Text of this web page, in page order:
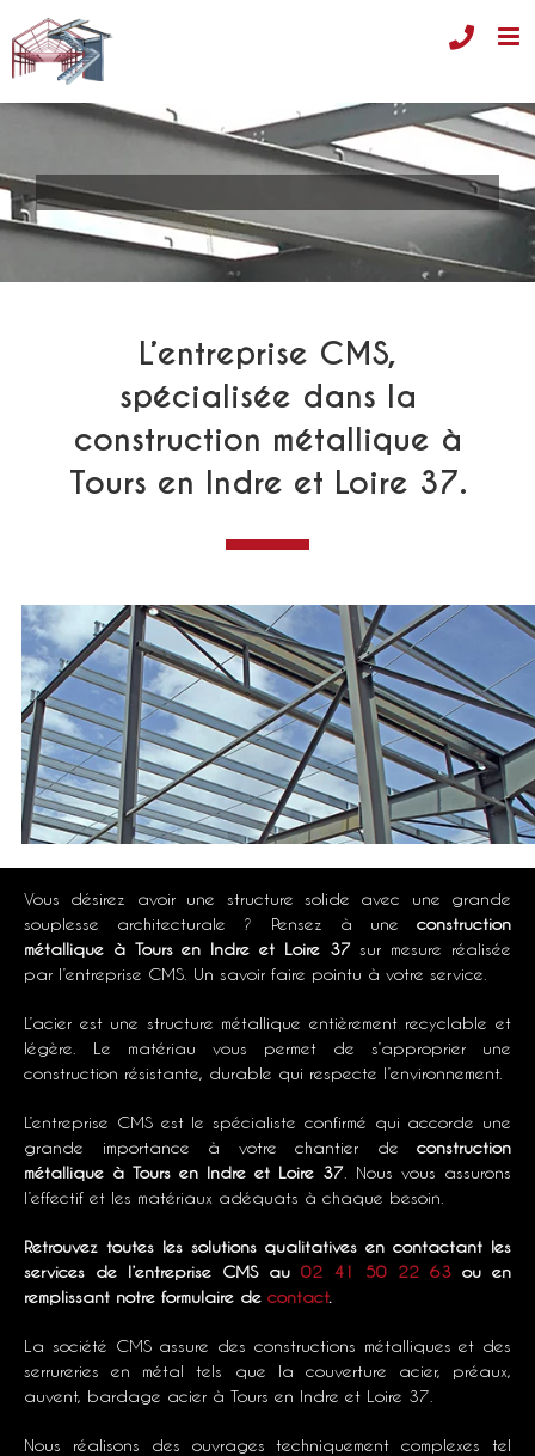
au
contenu
L’entreprise CMS,
spécialisée dans la
construction métallique à
Tours en Indre et Loire 37.
Vous désirez avoir une structure solide avec une grande
souplesse architecturale ? Pensez à une construction
métallique à Tours en Indre et Loire 37 sur mesure réalisée
par l’entreprise CMS. Un savoir faire pointu à votre service.
L’acier est une structure métallique entièrement recyclable et
légère. Le matériau vous permet de s’approprier une
construction résistante, durable qui respecte l’environnement.
L’entreprise CMS est le spécialiste confirmé qui accorde une
grande importance à votre chantier de construction
métallique à Tours en Indre et Loire 37 . Nous vous assurons
l’effectif et les matériaux adéquats à chaque besoin.
Retrouvez toutes les solutions qualitatives en contactant les
services de l’entreprise CMS au 02 41 50 22 63 ou en
remplissant notre formulaire de contact.
La société CMS assure des constructions métalliques et des
serrureries en métal tels que la couverture acier, préaux,
auvent, bardage acier à Tours en Indre et Loire 37.
Nous réalisons des ouvrages techniquement complexes tel